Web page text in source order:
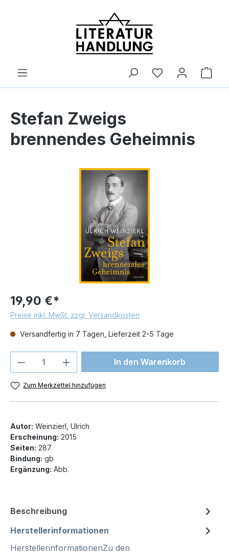
Stefan Zweigs
brennendes Geheimnis
Bildergalerie überspringen
19,90 €*
Preise inkl. MwSt. zzgl. Versandkosten
Versandfertig in 7 Tagen, Lieferzeit 2-5 Tage
Produkt Anzahl: Gib denIn den Warenkorb
Zum Merkzettel hinzufügen
Autor: Weinzierl, Ulrich
Erscheinung: 2015
Seiten: 287
Bindung: gb
Ergänzung: Abb.
Beschreibung
Herstellerinformationen
HerstellerinformationenZu den